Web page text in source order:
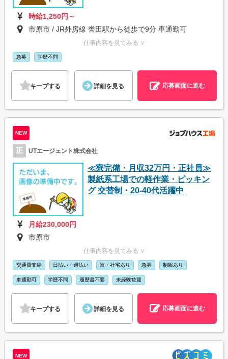
時給1,250円～
市原市 / JR外房線 誉田駅から徒歩で9分 車通勤可
仕事内容を見てみる ∨
急募 学歴不問
キープする 詳細を見る 応募画面に進む
NEW
正 UTエージェント株式会社
≪寮完備・月収32万円・正社員≫
製紙系工場での軽作業・ピッキン
グ 交替制・20-40代活躍中
月給230,000円
市原市
仕事内容を見てみる ∨
交通費支給 日払い・週払い 寮・社宅あり 急募 制服あり
車通勤可 学歴不問 履歴書不要 未経験歓迎
キープする 詳細を見る 応募画面に進む
NEW